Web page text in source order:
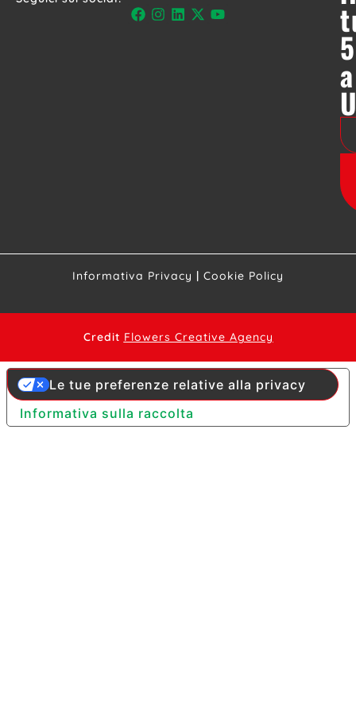
a
Informativa Privacy | Cookie Policy
Credit Flowers Creative Agency
Informativa sulla raccolta
Le tue preferenze relative alla privacy